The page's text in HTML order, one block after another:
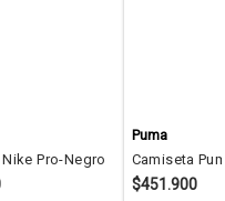
Pro-Negro
Puma
$451.900